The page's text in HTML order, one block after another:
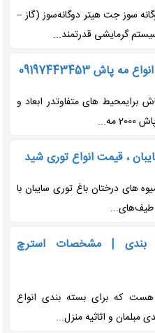
سوز جت هیتر دوگانه‌سوز (گاز –
09197443453
برایمحیط های متفاوتدر ابعاد و
مه...
، قیمت انواع توری شید
های درختان باغ توری سایبان با
طیف‌های...
بندی | مشخصات استرچ
که برای بسته بندی انواع
مبلمان و اثاثیه منزل...